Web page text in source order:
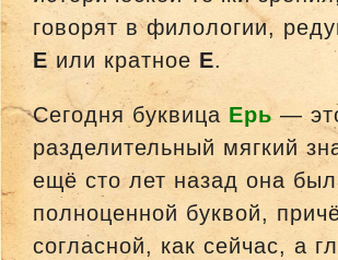
говорят в филологии,
Еили кратное Е.
Сегодня буквица Ерь —
разделительный мягкий
ещё сто лет назад она
полноценной буквой,
согласной, как сейчас, а